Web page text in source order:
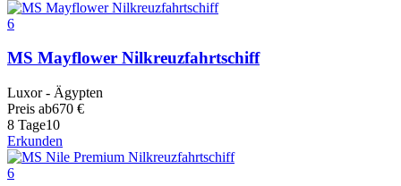
6
MS Mayflower Nilkreuzfahrtschiff
Luxor - Ägypten
Preis ab670 €
8 Tage10
Erkunden
6